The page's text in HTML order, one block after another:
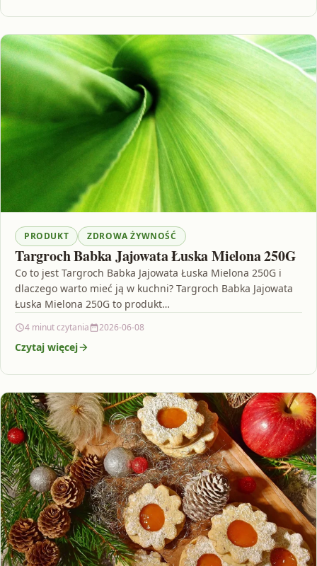
PRODUKT ZDROWA ŻYWNOŚĆ
Targroch Babka Jajowata Łuska Mielona 250G
Co to jest Targroch Babka Jajowata Łuska Mielona 250G i
dlaczego warto mieć ją w kuchni? Targroch Babka Jajowata
Łuska Mielona 250G to produkt…
4 minut czytania 2026-06-08
Czytaj więcej